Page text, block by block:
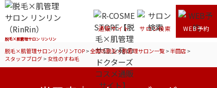
脱毛×肌管理サロン リンリン
通販サイト サロン検索 WEB予約
脱毛×肌管理サロンリンリンTOP>全国の脱毛×肌管理サロン一覧>半田店>
スタッフブログ>女性のすね毛